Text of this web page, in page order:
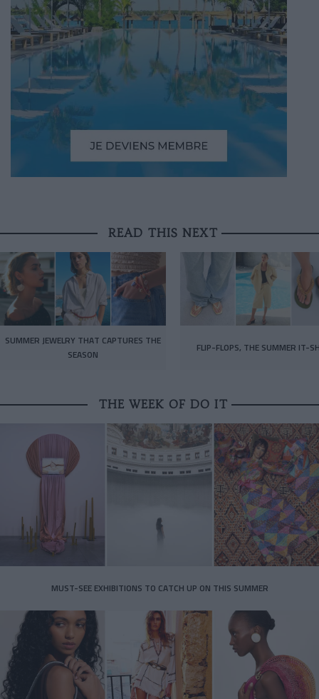
READ THIS NEXT
SUMMER JEWELRY THAT CAPTURES THE
SEASON
FLIP-FLOPS, THE SUMMER IT-
THE WEEK OF DO IT
MUST-SEE EXHIBITIONS TO CATCH UP ON THIS SUMMER